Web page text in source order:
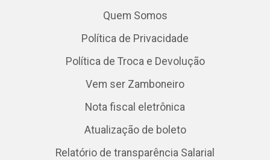
Quem Somos
Política de Privacidade
Política de Troca e Devolução
Vem ser Zamboneiro
Nota fiscal eletrônica
Atualização de boleto
Relatório de transparência Salarial